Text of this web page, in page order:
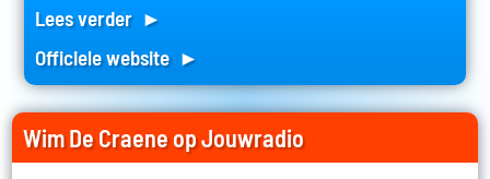
Lees verder ►
Officiele website ►
Wim De Craene op Jouwradio